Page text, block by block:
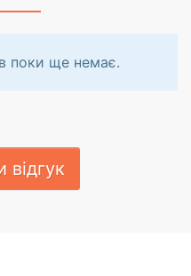
поки ще немає.